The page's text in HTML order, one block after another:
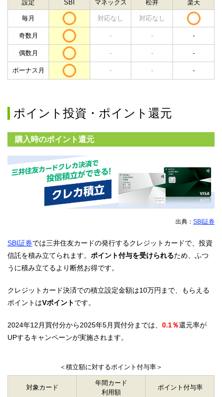
設定 SBI マネックス 松井 楽天
毎月 対応なし 対応なし
奇数月 - - -
偶数月 - - -
ボーナス月 - - -
ポイント投資・ポイント還元
購入時のポイント還元
出典： SBI証券
SBI証券では三井住友カードの発行するクレジットカードで、投資
信託を積み立てられます。 ポイント付与を受けられるため、ふつ
うに積み立てるより断然お得です。
クレジットカード決済での積立設定金額は10万円まで、もらえる
ポイントはVポイントです。
2024年12月買付分から2025年5月買付分までは、 0.1％還元率が
UPするキャンペーンが実施されます。
＜積立額に対するポイント付与率＞
対象カード
年間カード
利用額
ポイント付与率